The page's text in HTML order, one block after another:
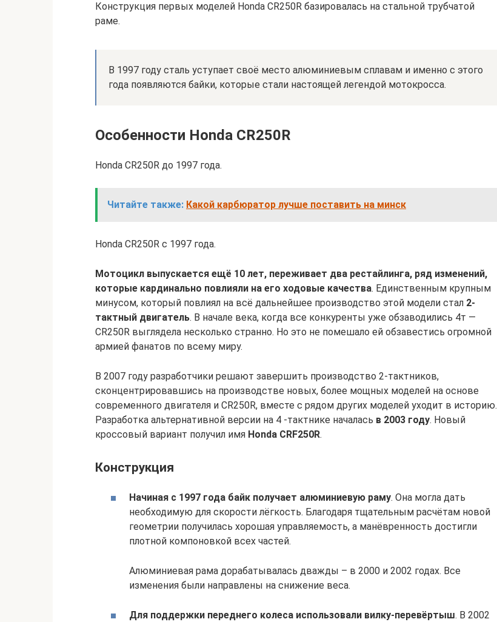
Конструкция первых моделей Honda CR250R базировалась на стальной трубчатой
раме.
В 1997 году сталь уступает своё место алюминиевым сплавам и именно с этого
года появляются байки, которые стали настоящей легендой мотокросса.
Особенности Honda CR250R
Honda CR250R до 1997 года.
Читайте также: Какой карбюратор лучше поставить на минск
Honda CR250R с 1997 года.
Мотоцикл выпускается ещё 10 лет, переживает два рестайлинга, ряд изменений,
которые кардинально повлияли на его ходовые качества. Единственным крупным
минусом, который повлиял на всё дальнейшее производство этой модели стал 2-
тактный двигатель. В начале века, когда все конкуренты уже обзаводились 4т —
CR250R выглядела несколько странно. Но это не помешало ей обзавестись огромной
армией фанатов по всему миру.
В 2007 году разработчики решают завершить производство 2-тактников,
сконцентрировавшись на производстве новых, более мощных моделей на основе
современного двигателя и CR250R, вместе с рядом других моделей уходит в историю.
Разработка альтернативной версии на 4 -тактнике началась в 2003 году. Новый
кроссовый вариант получил имя Honda CRF250R.
Конструкция
Начиная с 1997 года байк получает алюминиевую раму. Она могла дать
необходимую для скорости лёгкость. Благодаря тщательным расчётам новой
геометрии получилась хорошая управляемость, а манёвренность достигли
плотной компоновкой всех частей.
Алюминиевая рама дорабатывалась дважды – в 2000 и 2002 годах. Все
изменения были направлены на снижение веса.
Для поддержки переднего колеса использовали вилку-перевёртыш. В 2002